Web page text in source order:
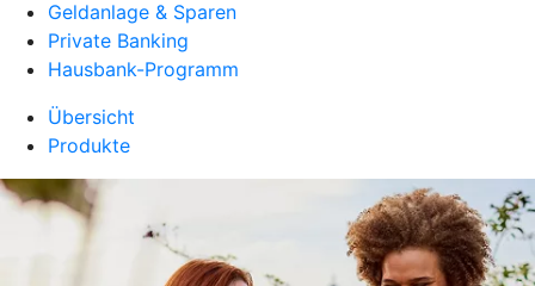
Geldanlage & Sparen
Private Banking
Hausbank-Programm
Übersicht
Produkte